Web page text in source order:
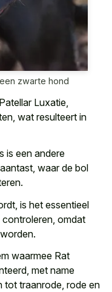
zwarte hond
Luxatie,
wat resulteert in
is een andere
waar de bol
is het essentieel
omdat
waarmee Rat
met name
tot traanrode, rode en